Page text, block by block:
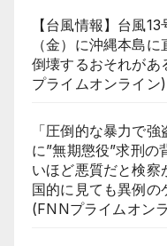
【台風情報】台風
（金）に沖縄本島
倒壊するおそれが
プライムオンライン)
「圧倒的な暴力で
に”無期懲役”求刑
いほど悪質だと検察
国的に見ても異例の
(FNNプライムオン